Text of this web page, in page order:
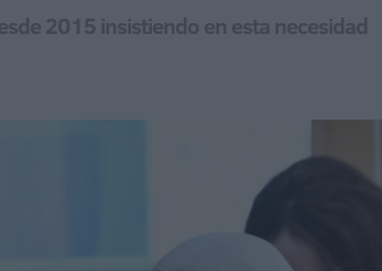
2015 insistiendo en esta necesidad